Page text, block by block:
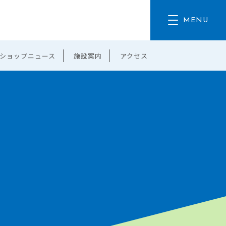
ョップニュース 施設案内 アクセス